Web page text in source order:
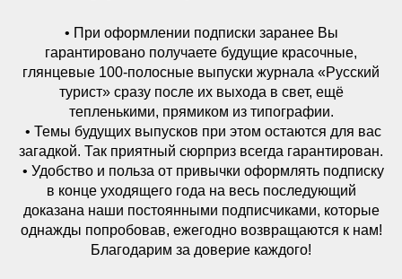
• При оформлении подписки заранее Вы
гарантировано получаете будущие красочные,
глянцевые 100-полосные выпуски журнала «Русский
турист» сразу после их выхода в свет, ещё
тепленькими, прямиком из типографии.
• Темы будущих выпусков при этом остаются для вас
загадкой. Так приятный сюрприз всегда гарантирован.
• Удобство и польза от привычки оформлять подписку
в конце уходящего года на весь последующий
доказана наши постоянными подписчиками, которые
однажды попробовав, ежегодно возвращаются к нам!
Благодарим за доверие каждого!